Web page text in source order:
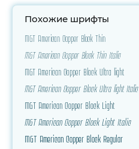
Похожие шрифты
MGT American Copper Block Thin
MGT American Copper Block Thin Italic
MGT American Copper Block Ultra light
MGT American Copper Block Ultra light Italic
MGT American Copper Block Light
MGT American Copper Block Light Italic
MGT American Copper Block Regular